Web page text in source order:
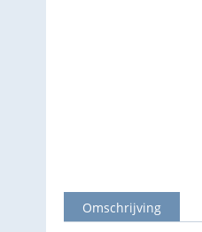
Omschrijving